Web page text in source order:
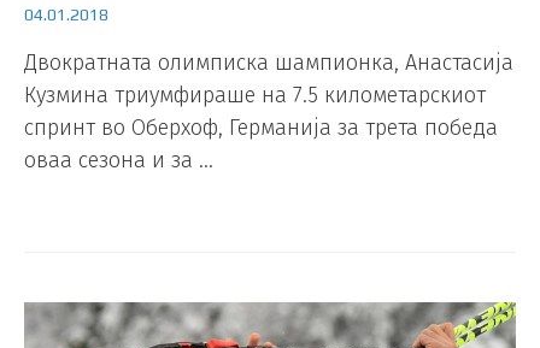
04.01.2018
Двократната олимписка шампионка, Анастасија
Кузмина триумфираше на 7.5 километарскиот
спринт во Оберхоф, Германија за трета победа
оваа сезона и за …